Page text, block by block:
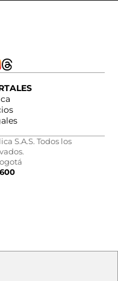
S.A.S. Todos los